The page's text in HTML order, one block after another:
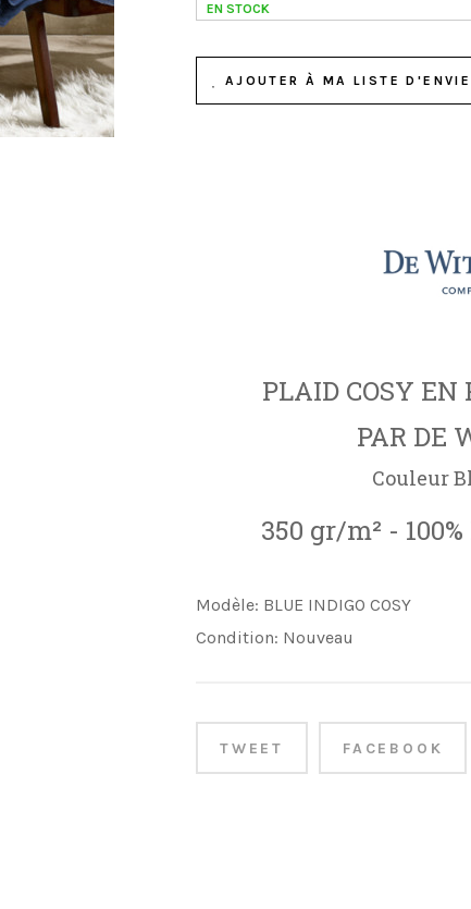
EN STOCK
AJOUTER À MA LISTE D'ENVIE
PLAID COSY EN
PAR DE
Couleur
350 gr/m² -
Modèle: BLUE INDIGO COSY
Condition: Nouveau
TWEET FACEBOOK